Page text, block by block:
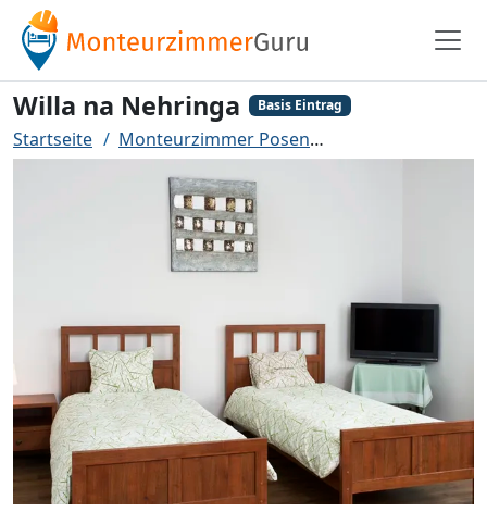
Willa na Nehringa Basis Eintrag
Startseite Monteurzimmer Posen